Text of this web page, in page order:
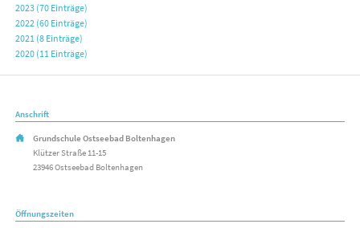
2023 (70 Einträge)
2022 (60 Einträge)
2021 (8 Einträge)
2020 (11 Einträge)
Anschrift
Grundschule Ostseebad Boltenhagen
Klützer Straße 11-15
23946 Ostseebad Boltenhagen
Öffnungszeiten